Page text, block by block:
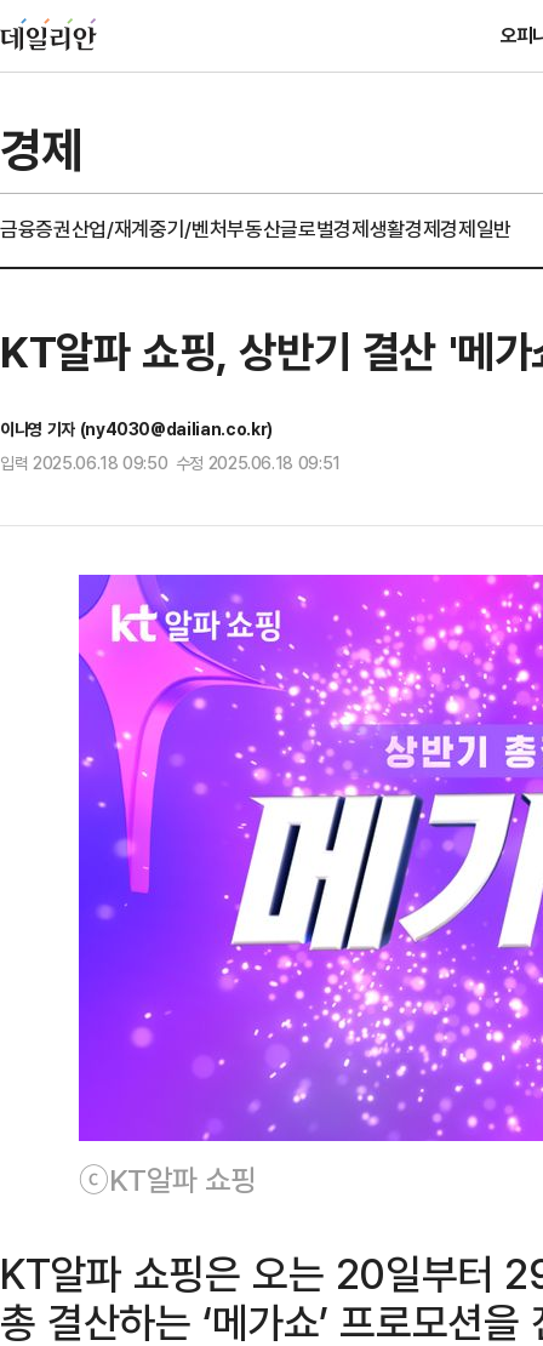
오피
경제
금융증권산업/재계중기/벤처부동산글로벌경제생활경제경제일반
KT알파 쇼핑, 상반기 결산 '메
이나영 기자 (ny4030@dailian.co.kr)
입력 2025.06.18 09:50 수정 2025.06.18 09:51
ⓒKT알파 쇼핑
KT알파 쇼핑은 오는 20일부터
총 결산하는 ‘메가쇼’ 프로모션